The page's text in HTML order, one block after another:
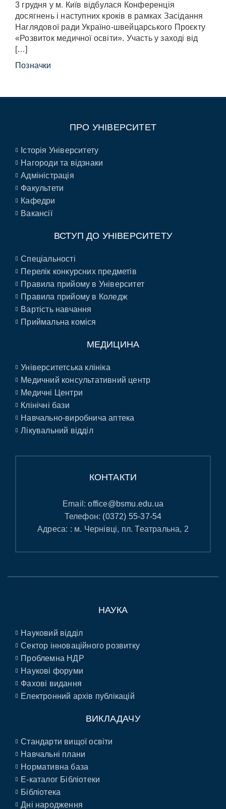
3 грудня у м. Київ відбулася Конференція
досягнень і наступних кроків в рамках Засідання
Наглядової ради Україно-швейцарського Проєкту
«Розвиток медичної освіти». Участь у заході від
[…]
Позначки
ПРО УНІВЕРСИТЕТ
Історія Університету
Нагороди та відзнаки
Адміністрація
Факультети
Кафедри
Вакансії
ВСТУП ДО УНІВЕРСИТЕТУ
Спеціальності
Перелік конкурсних предметів
Правила прийому в Університет
Правила прийому в Коледж
Вартість навчання
Приймальна коміся
МЕДИЦИНА
Університетська клініка
Медичний консультативний центр
Медичні Центри
Клінічні бази
Навчально-виробнича аптека
Лікувальний відділ
КОНТАКТИ
Email:office@bsmu.edu.ua
Телефон: (0372) 55-37-54
Адреса: : м. Чернівці, пл. Театральна, 2
НАУКА
Науковий відділ
Сектор інноваційного розвитку
Проблемна НДР
Наукові форуми
Фахові видання
Електронний архів публікацій
ВИКЛАДАЧУ
Стандарти вищої освіти
Навчальні плани
Нормативна база
E-каталог Бібліотеки
Бібліотека
Дні народження